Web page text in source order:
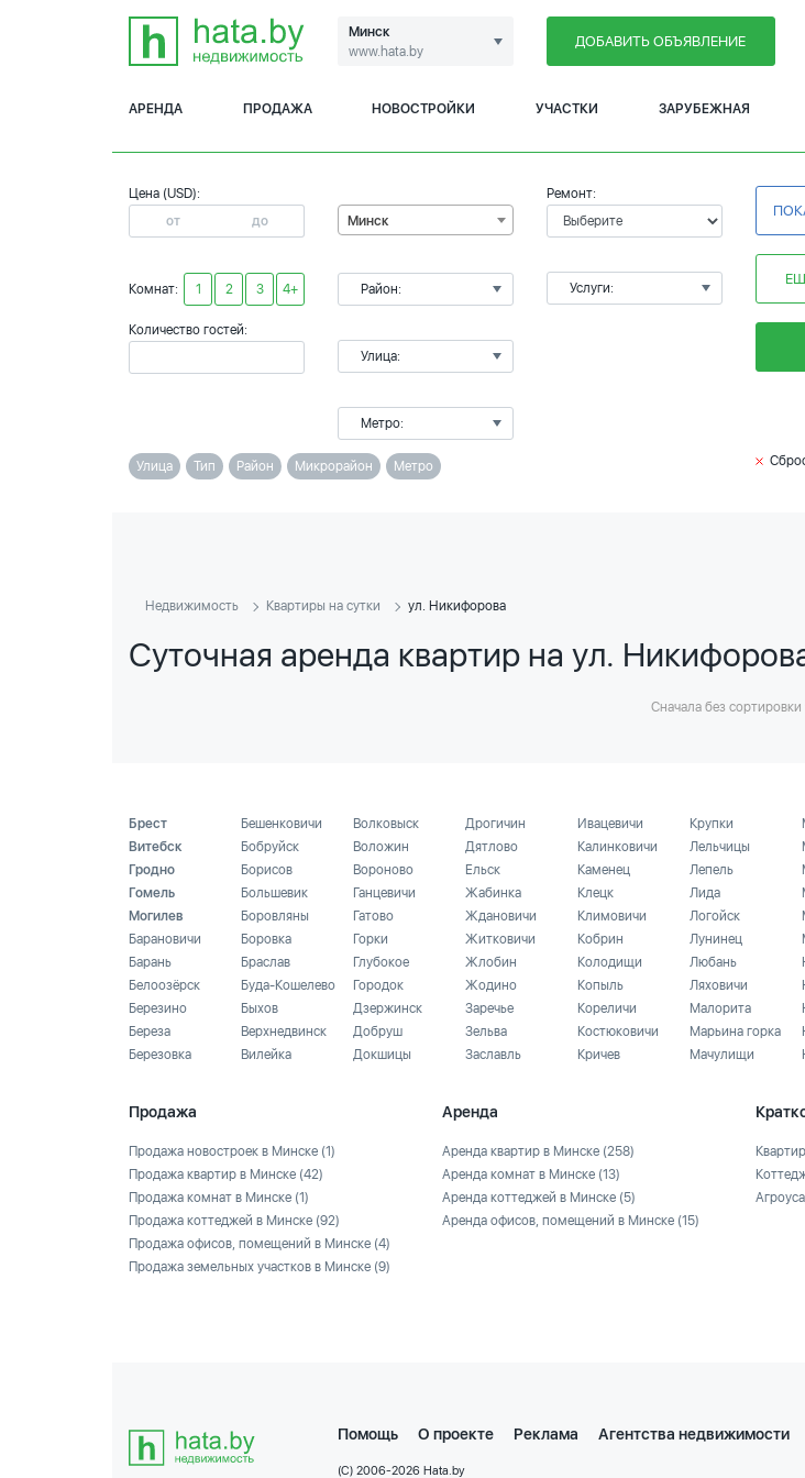
Минск
www.hata.by
ДОБАВИТЬ ОБЪЯВЛЕНИЕ
АРЕНДА ПРОДАЖА НОВОСТРОЙКИ УЧАСТКИ ЗАРУБЕЖНАЯ
Цена (USD):
Комнат: 1 2 3 4+
Количество гостей:
Минск
Район:
Улица:
Метро:
Ремонт:
Услуги:
Улица Тип Район Микрорайон Метро
Недвижимость Квартиры на сутки ул. Никифорова
Суточная аренда квартир на ул.
Сначала без сортировки
Брест
Витебск
Гродно
Гомель
Могилев
Барановичи
Барань
Белоозёрск
Березино
Береза
Березовка
Бешенковичи
Бобруйск
Борисов
Большевик
Боровляны
Боровка
Браслав
Буда-Кошелево
Быхов
Верхнедвинск
Вилейка
Волковыск
Воложин
Вороново
Ганцевичи
Гатово
Горки
Глубокое
Городок
Дзержинск
Добруш
Докшицы
Дрогичин
Дятлово
Ельск
Жабинка
Ждановичи
Житковичи
Жлобин
Жодино
Заречье
Зельва
Заславль
Ивацевичи
Калинковичи
Каменец
Клецк
Климовичи
Кобрин
Колодищи
Копыль
Кореличи
Костюковичи
Кричев
Крупки
Лельчицы
Лепель
Лида
Логойск
Лунинец
Любань
Ляховичи
Малорита
Марьина горка
Мачулищи
Продажа
Продажа новостроек в Минске (1)
Продажа квартир в Минске (42)
Продажа комнат в Минске (1)
Продажа коттеджей в Минске (92)
Продажа офисов, помещений в Минске (4)
Продажа земельных участков в Минске (9)
Аренда
Аренда квартир в Минске (258)
Аренда комнат в Минске (13)
Аренда коттеджей в Минске (5)
Аренда офисов, помещений в Минске (15)
Помощь О проекте Реклама Агентства недвижимости
(C) 2006-2026 Hata.by